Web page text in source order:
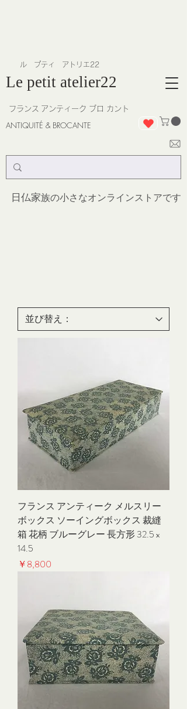
Le petit atelier22
ANTIQUITÉ & BROCANTE
アンティーク ブロ カント
日仏家族の小さなオンラインストアです
​ル プティ アトリエ22
フランス
フランス アンティーク メルスリー
ボックス ソーイングボックス 裁縫
箱 花柄 ブルーグレー 長方形 32.5 x
14.5
価格
￥8,800